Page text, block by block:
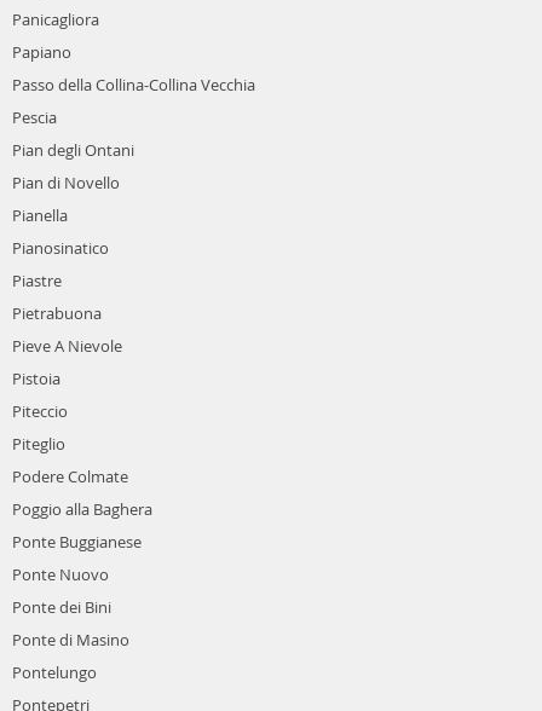
Panicagliora
Papiano
Passo della Collina-Collina Vecchia
Pescia
Pian degli Ontani
Pian di Novello
Pianella
Pianosinatico
Piastre
Pietrabuona
Pieve A Nievole
Pistoia
Piteccio
Piteglio
Podere Colmate
Poggio alla Baghera
Ponte Buggianese
Ponte Nuovo
Ponte dei Bini
Ponte di Masino
Pontelungo
Pontepetri